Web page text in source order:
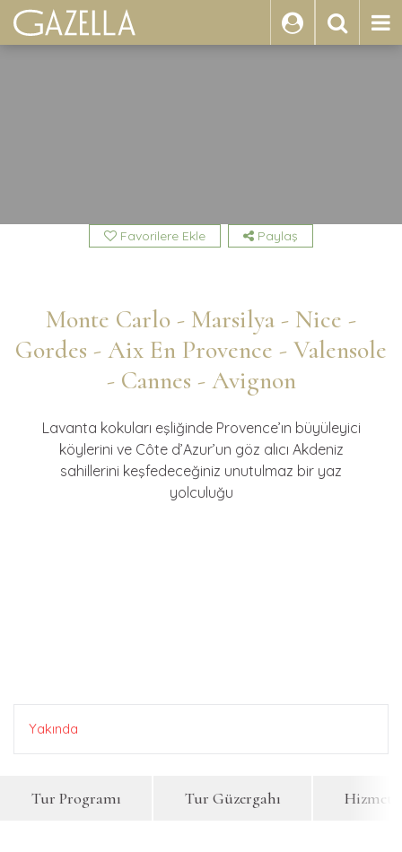
ARA
Favorilere Ekle Paylaş
Monte Carlo - Marsilya - Nice -
Gordes - Aix En Provence - Valensole
- Cannes - Avignon
Lavanta kokuları eşliğinde Provence’ın büyüleyici
köylerini ve Côte d’Azur’un göz alıcı Akdeniz
sahillerini keşfedeceğiniz unutulmaz bir yaz
yolculuğu
Yakında
Tur Programı Tur Güzergahı